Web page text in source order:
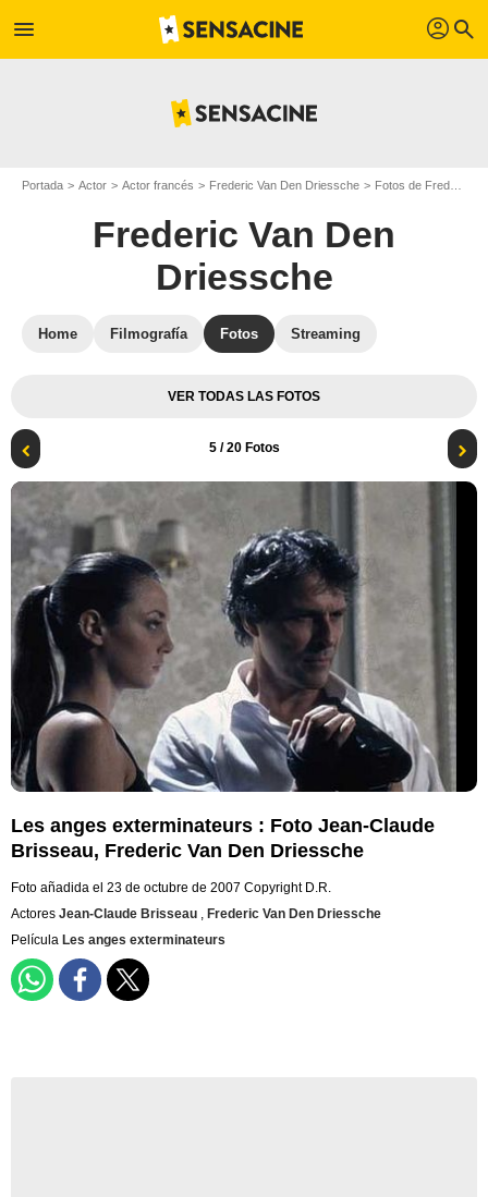
menu profil search
Portada Actor Actor francés Frederic Van Den Driessche Fotos de Frederic Van Den Driessche
Frederic Van Den
Driessche
Home Filmografía Fotos Streaming
VER TODAS LAS FOTOS
5/ 20 Fotos
Les anges exterminateurs : Foto Jean-Claude
Brisseau, Frederic Van Den Driessche
Foto añadida el 23 de octubre de 2007 Copyright D.R.
Actores Jean-Claude Brisseau , Frederic Van Den Driessche
Película Les anges exterminateurs